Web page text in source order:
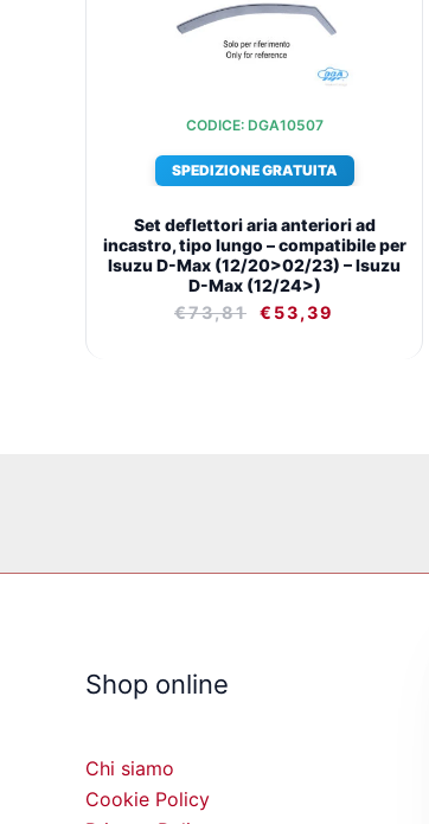
CODICE: DGA10507
SPEDIZIONE GRATUITA
Set deflettori aria anteriori ad
incastro, tipo lungo – compatibile per
Isuzu D-Max (12/20>02/23) – Isuzu
D-Max (12/24>)
€73,81 € 53,39
Shop online
Chi siamo
Cookie Policy